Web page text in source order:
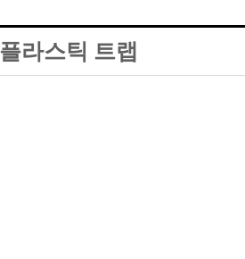
플라스틱 트랩